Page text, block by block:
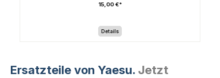
15,00 €*
Details
Ersatzteile von Yaesu. Jetzt